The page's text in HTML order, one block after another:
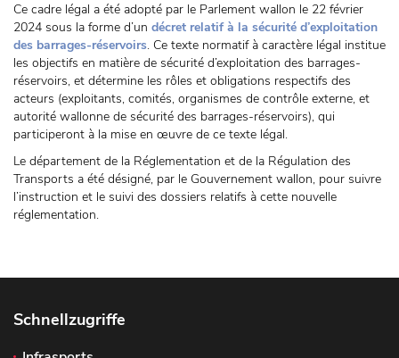
Ce cadre légal a été adopté par le Parlement wallon le 22 février
2024 sous la forme d’un décret relatif à la sécurité d’exploitation
des barrages-réservoirs. Ce texte normatif à caractère légal institue
les objectifs en matière de sécurité d’exploitation des barrages-
réservoirs, et détermine les rôles et obligations respectifs des
acteurs (exploitants, comités, organismes de contrôle externe, et
autorité wallonne de sécurité des barrages-réservoirs), qui
participeront à la mise en œuvre de ce texte légal.
Le département de la Réglementation et de la Régulation des
Transports a été désigné, par le Gouvernement wallon, pour suivre
l’instruction et le suivi des dossiers relatifs à cette nouvelle
réglementation.
Schnellzugriffe